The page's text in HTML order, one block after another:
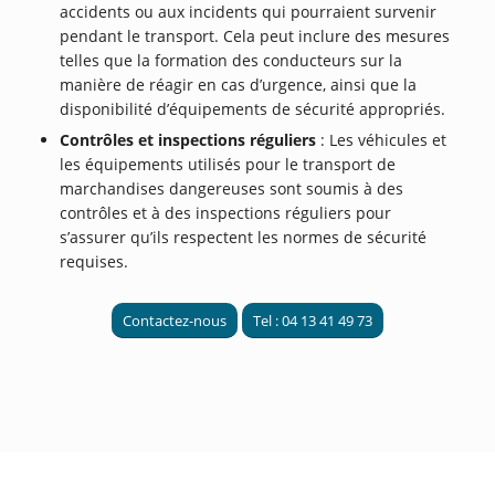
accidents ou aux incidents qui pourraient survenir
pendant le transport. Cela peut inclure des mesures
telles que la formation des conducteurs sur la
manière de réagir en cas d’urgence, ainsi que la
disponibilité d’équipements de sécurité appropriés.
Contrôles et inspections réguliers : Les véhicules et
les équipements utilisés pour le transport de
marchandises dangereuses sont soumis à des
contrôles et à des inspections réguliers pour
s’assurer qu’ils respectent les normes de sécurité
requises.
Contactez-nous Tel : 04 13 41 49 73